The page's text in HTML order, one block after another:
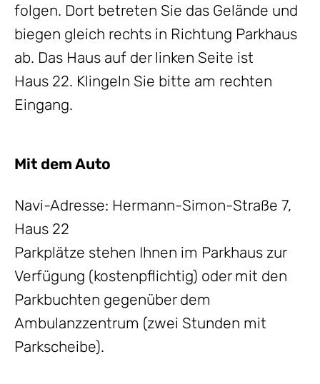
folgen. Dort betreten Sie das Gelände und
biegen gleich rechts in Richtung Parkhaus
ab. Das Haus auf der linken Seite ist
Haus 22. Klingeln Sie bitte am rechten
Eingang.
Mit dem Auto
Navi-Adresse: Hermann-Simon-Straße 7,
Haus 22
Parkplätze stehen Ihnen im Parkhaus zur
Verfügung (kostenpflichtig) oder mit den
Parkbuchten gegenüber dem
Ambulanzzentrum (zwei Stunden mit
Parkscheibe).